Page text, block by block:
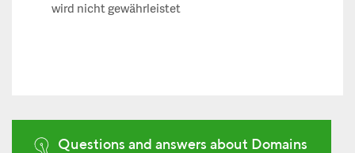
wird nicht gewährleistet
Questions and answers about Domains